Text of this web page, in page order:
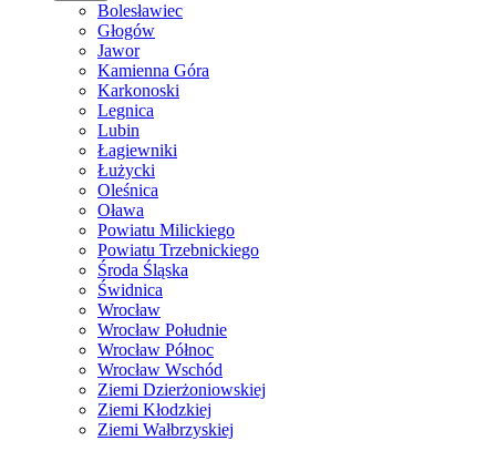
Bolesławiec
Głogów
Jawor
Kamienna Góra
Karkonoski
Legnica
Lubin
Łagiewniki
Łużycki
Oleśnica
Oława
Powiatu Milickiego
Powiatu Trzebnickiego
Środa Śląska
Świdnica
Wrocław
Wrocław Południe
Wrocław Północ
Wrocław Wschód
Ziemi Dzierżoniowskiej
Ziemi Kłodzkiej
Ziemi Wałbrzyskiej